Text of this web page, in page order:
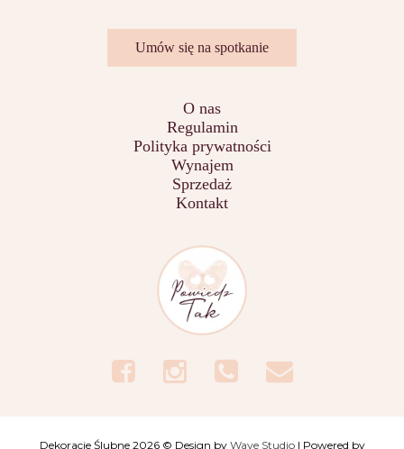
Umów się na spotkanie
O nas
Regulamin
Polityka prywatności
Wynajem
Sprzedaż
Kontakt
Dekoracje Ślubne 2026 © Design by Wave Studio| Powered by